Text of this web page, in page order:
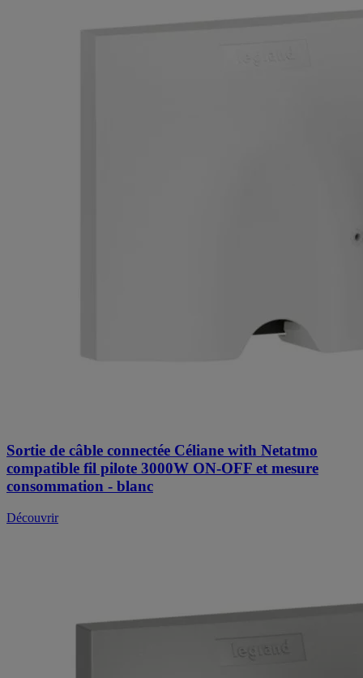
Sortie de câble connectée Céliane with Netatmo
compatible fil pilote 3000W ON-OFF et mesure
consommation - blanc
Découvrir